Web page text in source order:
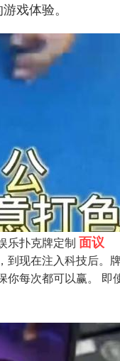
戏体验。
乐扑克牌定制 面议
到现在注入科技后。
你每次都可以赢。